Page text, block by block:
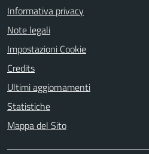
Informativa privacy
Note legali
Impostazioni Cookie
Credits
Ultimi aggiornamenti
Statistiche
Mappa del Sito